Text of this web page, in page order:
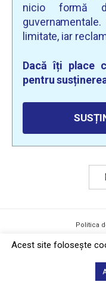
nicio formă
limitate, iar
Dacă îți place
pentru
Politica
Acest site foloseşte